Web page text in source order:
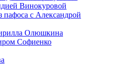
Винокуровой
пафоса с Александрой
Олюшкина
Софиенко